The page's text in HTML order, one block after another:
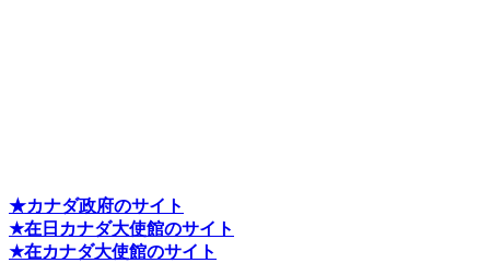
★カナダ政府のサイト
★在日カナダ大使館のサイト
★在カナダ大使館のサイト